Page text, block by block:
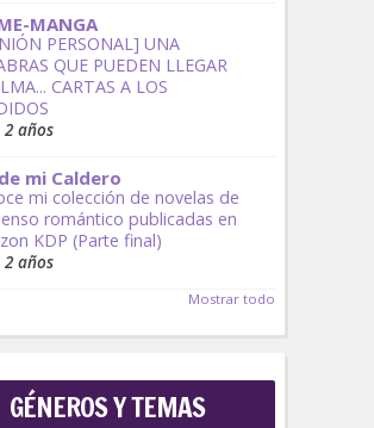
MANGA
PERSONAL] UNA
QUE PUEDEN LLEGAR
CARTAS A LOS
2 años
mi Caldero
mi colección de novelas de
romántico publicadas en
KDP (Parte final)
2 años
Mostrar todo
GÉNEROS Y TEMAS